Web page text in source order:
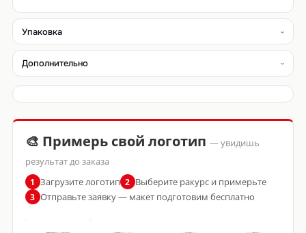
Упаковка
Дополнительно
🎨 Примерь свой логотип — увидишь
результат до заказа
1 Загрузите логотип 2 Выберите ракурс и примерьте
3 Отправьте заявку — макет подготовим бесплатно